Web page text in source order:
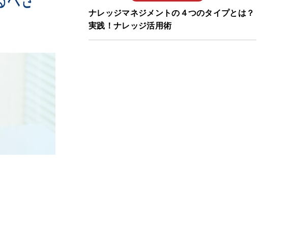
ナレッジマネジメントの４つのタイプとは？
実践！ナレッジ活用術